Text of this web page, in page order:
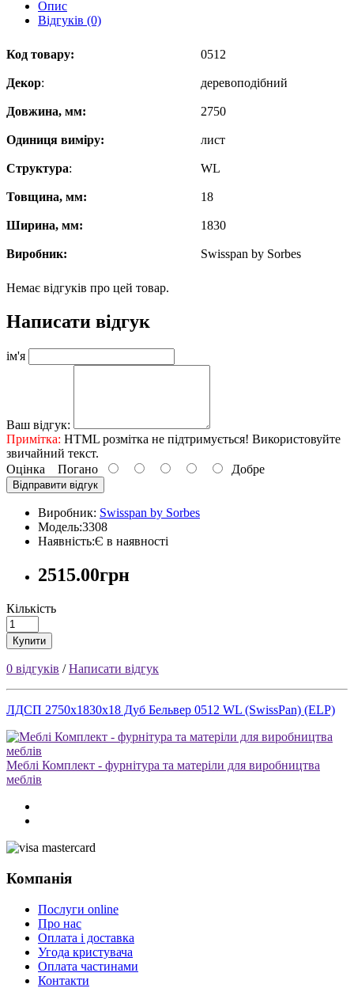
Опис
Відгуків (0)
Код товару: 0512
Декор: деревоподібний
Довжина, мм: 2750
Одиниця виміру: лист
Структура: WL
Товщина, мм: 18
Ширина, мм: 1830
Виробник: Swisspan by Sorbes
Немає відгуків про цей товар.
Написати відгук
ім'я
Ваш відгук:
Примітка: HTML розмітка не підтримується! Використовуйте
звичайний текст.
Оцінка Погано Добре
Відправити відгук
Виробник: Swisspan by Sorbes
Модель:3308
Наявність:Є в наявності
2515.00грн
Кількість
Купити
0 відгуків /Написати відгук
ЛДСП 2750x1830x18 Дуб Бельвер 0512 WL (SwissPan) (ELP)
Меблі Комплект - фурнітура та матеріли для виробництва
меблів
Компанія
Послуги online
Про нас
Оплата і доставка
Угода кристувача
Оплата частинами
Контакти